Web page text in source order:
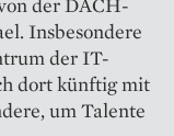
Insbesondere
der IT-
dort künftig mit
um Talente